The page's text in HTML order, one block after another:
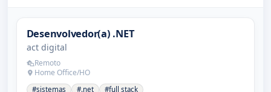
Desenvolvedor(a) .NET
act digital
Remoto
Home Office/HO
#sistemas #.net #full stack